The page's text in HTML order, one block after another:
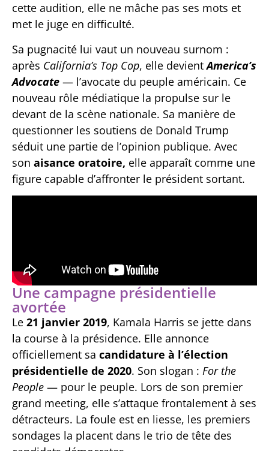
cette audition, elle ne mâche pas ses mots et
met le juge en difficulté.
Sa pugnacité lui vaut un nouveau surnom :
après California’s Top Cop, elle devientAmerica’s
Advocate — l’avocate du peuple américain. Ce
nouveau rôle médiatique la propulse sur le
devant de la scène nationale. Sa manière de
questionner les soutiens de Donald Trump
séduit une partie de l’opinion publique. Avec
son aisance oratoire, elle apparaît comme une
figure capable d’affronter le président sortant.
Une campagne présidentielle
avortée
Le 21 janvier 2019, Kamala Harris se jette dans
la course à la présidence. Elle annonce
officiellement sa candidature à l’élection
présidentielle de 2020. Son slogan : For the
People — pour le peuple. Lors de son premier
grand meeting, elle s’attaque frontalement à ses
détracteurs. La foule est en liesse, les premiers
sondages la placent dans le trio de tête des